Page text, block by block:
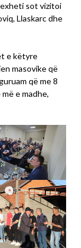
sot vizitoi
Llaskarc dhe
e këtyre
masovike që
që me 8
e madhe,